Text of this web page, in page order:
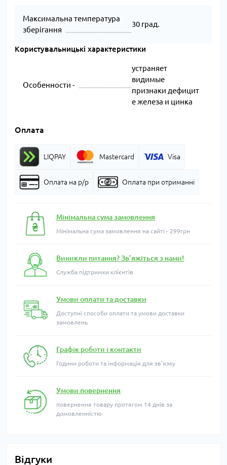
Максимальна температура
зберігання
30 град.
Користувальницькі характеристики
Особенности -
устраняет
видимые
признаки дефицит
е железа и цинка
Оплата
LIQPAY Mastercard Visa
Оплата на р/р Оплата при отриманні
Мінімальна сума замовлення
Мінімальна сума замовлення на сайті - 299грн
Виникли питання? Зв'яжіться з нами!
Служба підтримки клієнтів
Умови оплати та доставки
Доступні способи оплати та умови доставки
замовлень
Графік роботи і контакти
Години роботи та інформація для зв'язку
Умови повернення
повернення товару протягом 14 днів за
домовленністю
Відгуки